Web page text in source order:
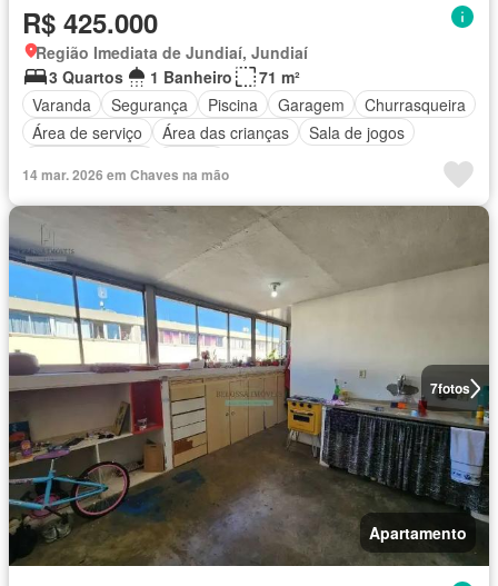
R$ 425.000
Região Imediata de Jundiaí, Jundiaí
3 Quartos
1 Banheiro
71 m²
Varanda
Segurança Piscina Garagem
Churrasqueira
Área de serviço
Área das crianças
Sala de jogos
14 mar. 2026 em Chaves na mão
7fotos
Apartamento